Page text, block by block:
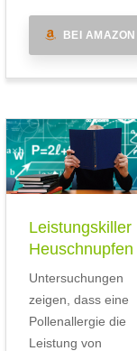
BEI AMAZON
Leistungskiller
Heuschnupfen
Untersuchungen
zeigen, dass eine
Pollenallergie die
Leistung von